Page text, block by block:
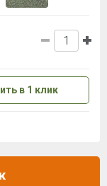
в 1 клик